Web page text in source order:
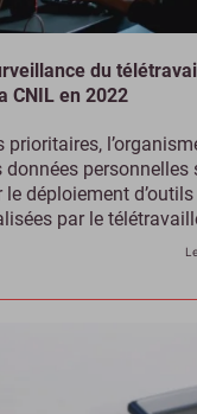
du
CNIL en 2022
prioritaires,
données personnelles
le déploiement
par le